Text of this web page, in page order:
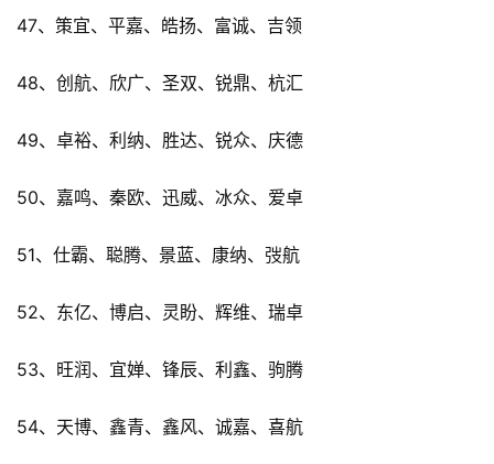
47、策宜、平嘉、皓扬、富诚、吉领
48、创航、欣广、圣双、锐鼎、杭汇
49、卓裕、利纳、胜达、锐众、庆德
50、嘉鸣、秦欧、迅威、冰众、爱卓
51、仕霸、聪腾、景蓝、康纳、弢航
52、东亿、博启、灵盼、辉维、瑞卓
53、旺润、宜婵、锋辰、利鑫、驹腾
54、天博、鑫青、鑫风、诚嘉、喜航